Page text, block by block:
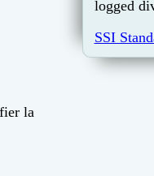
la
logged
SSI